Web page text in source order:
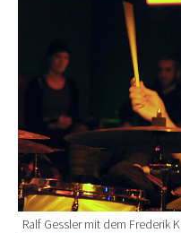
Ralf Gessler mit dem Frederik